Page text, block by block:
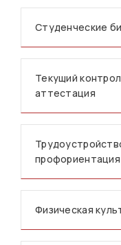
Студенческие
Текущий
аттестация
профориентация
Физическая